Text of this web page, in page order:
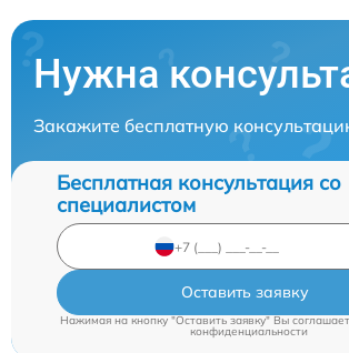
Нужна
Закажите бесплатную
Бесплатная консультация со
специалистом
Оставить заявку
Нажимая на кнопку "Оставить заявку" Вы
конфиденциальности